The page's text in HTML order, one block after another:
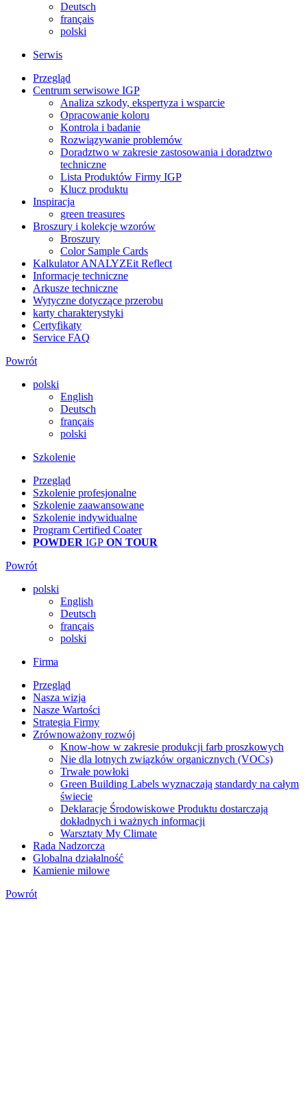
Deutsch
français
polski
Serwis
Przegląd
Centrum serwisowe IGP
Analiza szkody, ekspertyza i wsparcie
Opracowanie koloru
Kontrola i badanie
Rozwiązywanie problemów
Doradztwo w zakresie zastosowania i doradztwo
techniczne
Lista Produktów Firmy IGP
Klucz produktu
Inspiracja
green treasures
Broszury i kolekcje wzorów
Broszury
Color Sample Cards
Kalkulator ANALYZEit Reflect
Informacje techniczne
Arkusze techniczne
Wytyczne dotyczące przerobu
karty charakterystyki
Certyfikaty
Service FAQ
Powrót
polski
English
Deutsch
français
polski
Szkolenie
Przegląd
Szkolenie profesjonalne
Szkolenie zaawansowane
Szkolenie indywidualne
Program Certified Coater
POWDER IGP ON TOUR
Powrót
polski
English
Deutsch
français
polski
Firma
Przegląd
Nasza wizja
Nasze Wartości
Strategia Firmy
Zrównoważony rozwój
Know-how w zakresie produkcji farb proszkowych
Nie dla lotnych związków organicznych (VOCs)
Trwałe powłoki
Green Building Labels wyznaczają standardy na całym
świecie
Deklaracje Środowiskowe Produktu dostarczają
dokładnych i ważnych informacji
Warsztaty My Climate
Rada Nadzorcza
Globalna działalność
Kamienie milowe
Powrót